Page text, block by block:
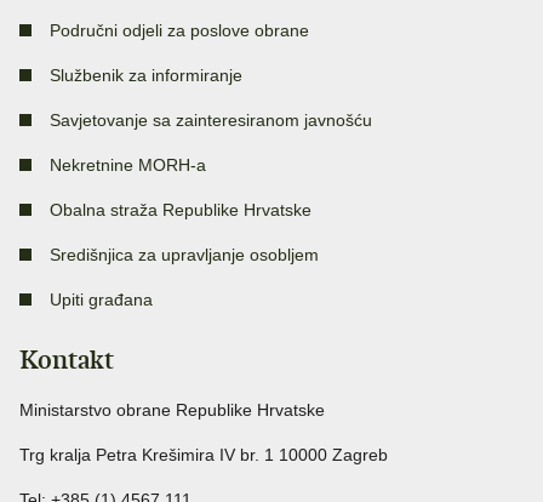
Područni odjeli za poslove obrane
Službenik za informiranje
Savjetovanje sa zainteresiranom javnošću
Nekretnine MORH-a
Obalna straža Republike Hrvatske
Središnjica za upravljanje osobljem
Upiti građana
Kontakt
Ministarstvo obrane Republike Hrvatske
Trg kralja Petra Krešimira IV br. 1 10000 Zagreb